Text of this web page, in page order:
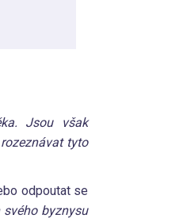
Jsou však
tyto
odpoutat se
svého byznysu